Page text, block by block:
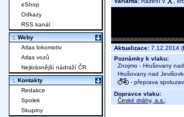
Aktualizace: 7.12.2014 (
Poznámky k vlaku:
Znojmo - Hrušovany
Hrušovany nad
- přeprava
Dopravce vlaku:
České dráhy, a.s. ;
eShop
Odkazy
RSS kanál
:. Weby
Atlas lokomotiv
Atlas vozů
Nejkrásnější nádraží ČR
:. Kontakty
Redakce
Spolek
Skupiny